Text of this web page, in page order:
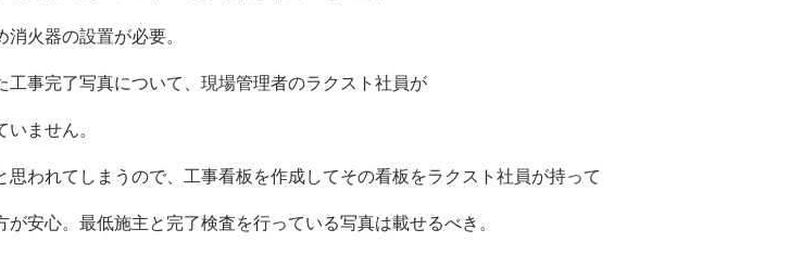
消火器の設置が必要。
事完了写真について、現場管理者のラクスト社員が
いません。
思われてしまうので、工事看板を作成してその看板をラクスト社員が持って
が安心。最低施主と完了検査を行っている写真は載せるべき。